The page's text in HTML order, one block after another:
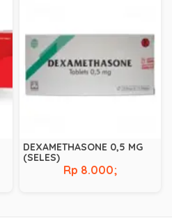
DEXAMETHASONE 0,5 MG
(SELES)
Rp 8.000;